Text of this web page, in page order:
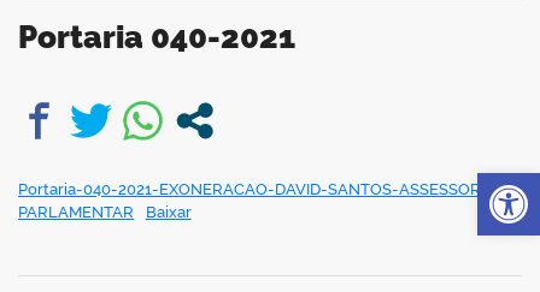
Portaria 040-2021
Portaria-040-2021-EXONERACAO-DAVID-SANTOS-ASSESSOR-
PARLAMENTAR
Baixar